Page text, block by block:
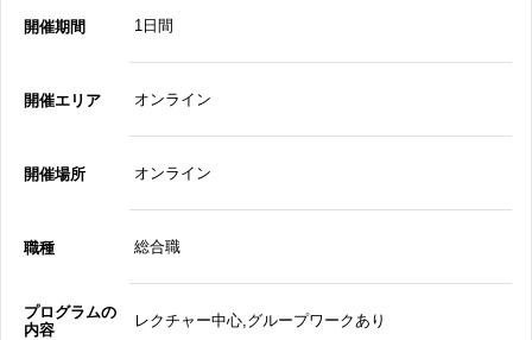
開催期間 1日間
開催エリア オンライン
開催場所 オンライン
職種 総合職
プログラムの
内容
レクチャー中心,グループワークあり